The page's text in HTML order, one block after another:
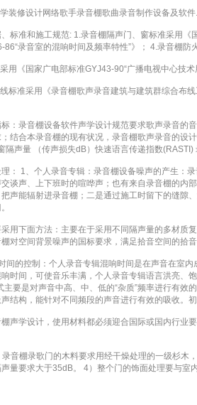
装修设计网络歌手录音棚歌曲录音制作设备及软件.
标准和施工规范: 1.录音棚隔声门、窗标准采用
录音室的混响时间及频率特性”》； 4.录音棚
用《国家广电部标准GYJ43-90“广播电视中心技
标准采用《录音棚歌声录音建筑与建筑群综合布
：录音棚设备软件声学设计规范要求歌声录音的
结合本录音棚的现有状况，录音棚歌声录音的
隔声量 （传声损失dB）快速语言传递指数
： 1、个人录音专辑：录音棚设备噪声的产生：
谈声、上下班时的喧哗声；也有来自录音棚的内
声能辐射进录音棚；二是通过施工时留下的缝隙
用下面方法：主要在于采用不同隔声量的多材质
对空间背景噪声的国标要求，满足拾音空间的拾音
间的控制：个人录音专辑混响时间是在声音在室
时间，可使音乐丰满，个人录音专辑语言洪亮、
主要是对声音中高、中、低的“杂质”频率进行有
结构，能针对不同频段的声音进行有效的吸收。
声学设计，使用材料都必须迎合国际或国内行
音棚录歌门的木料要求用经干燥处理的一级杉
量要求大于35dB。 4）整个门的饰面处理要与